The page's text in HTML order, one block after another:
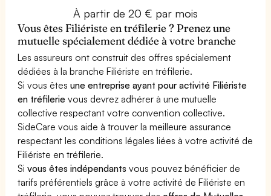
À partir de 20 € par mois
Vous êtes Filiériste en tréfilerie ? Prenez une
mutuelle spécialement dédiée à votre branche
Les assureurs ont construit des offres spécialement
dédiées à la branche Filiériste en tréfilerie.
Si vous êtesune entreprise ayant pour activité Filiériste
en tréfilerie vous devrez adhérer à une mutuelle
collective respectant votre convention collective.
SideCare vous aide à trouver la meilleure assurance
respectant les conditions légales liées à votre activité de
Filiériste en tréfilerie.
Sivous êtes indépendants vous pouvez bénéficier de
tarifs préférentiels grâce à votre activité de Filiériste en